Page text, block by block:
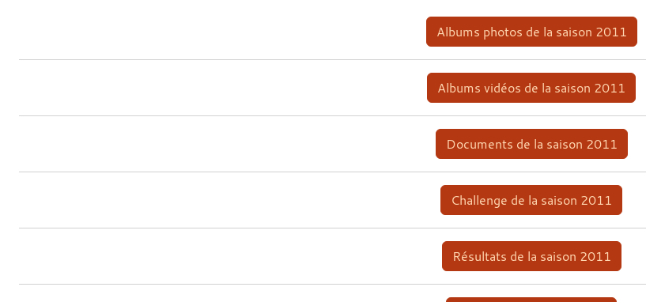
Albums photos de la saison 2011
Albums vidéos de la saison 2011
Documents de la saison 2011
Challenge de la saison 2011
Résultats de la saison 2011